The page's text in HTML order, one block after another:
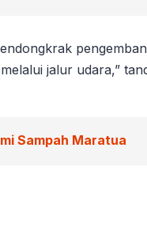
jalur udara,”
Sampah Maratua